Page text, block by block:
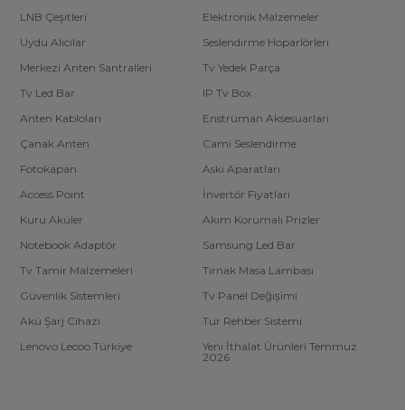
LNB Çeşitleri
Elektronik Malzemeler
Uydu Alıcılar
Seslendirme Hoparlörleri
Merkezi Anten Santralleri
Tv Yedek Parça
Tv Led Bar
IP Tv Box
Anten Kabloları
Enstrüman Aksesuarları
Çanak Anten
Cami Seslendirme
Fotokapan
Askı Aparatları
Access Point
İnvertör Fiyatları
Kuru Aküler
Akım Korumalı Prizler
Notebook Adaptör
Samsung Led Bar
Tv Tamir Malzemeleri
Tırnak Masa Lambası
Güvenlik Sistemleri
Tv Panel Değişimi
Akü Şarj Cihazı
Tur Rehber Sistemi
Lenovo Lecoo Türkiye
Yeni İthalat Ürünleri Temmuz
2026